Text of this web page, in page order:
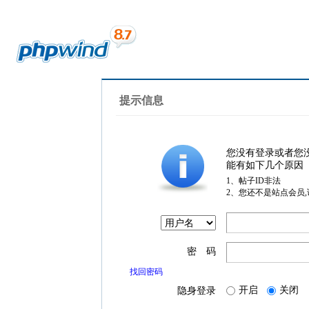
提示信息
您没有登录或者您
能有如下几个原因
1、帖子ID非法
2、您还不是站点会员
密 码
找回密码
隐身登录 开启 关闭